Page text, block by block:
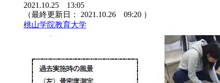
2021.10.25 13:05
（最終更新日： 2021.10.26 09:20 ）
桃山学院教育大学